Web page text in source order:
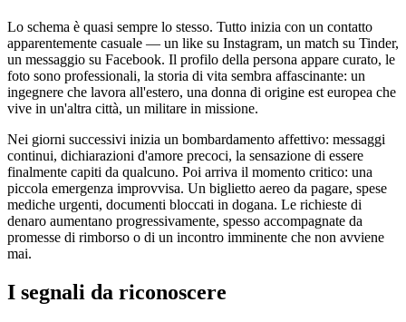
Lo schema è quasi sempre lo stesso. Tutto inizia con un contatto
apparentemente casuale — un like su Instagram, un match su Tinder,
un messaggio su Facebook. Il profilo della persona appare curato, le
foto sono professionali, la storia di vita sembra affascinante: un
ingegnere che lavora all'estero, una donna di origine est europea che
vive in un'altra città, un militare in missione.
Nei giorni successivi inizia un bombardamento affettivo: messaggi
continui, dichiarazioni d'amore precoci, la sensazione di essere
finalmente capiti da qualcuno. Poi arriva il momento critico: una
piccola emergenza improvvisa. Un biglietto aereo da pagare, spese
mediche urgenti, documenti bloccati in dogana. Le richieste di
denaro aumentano progressivamente, spesso accompagnate da
promesse di rimborso o di un incontro imminente che non avviene
mai.
I segnali da riconoscere